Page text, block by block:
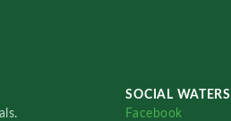
SOCIAL WATERS
Facebook